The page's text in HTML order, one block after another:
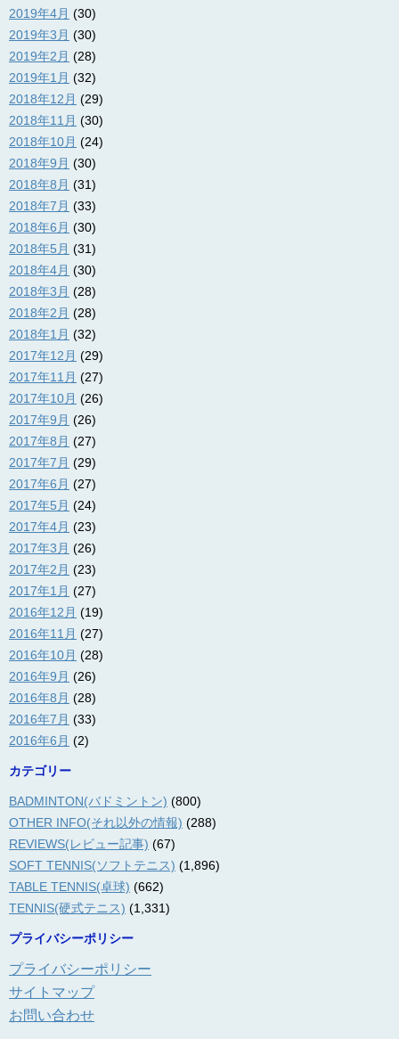
2019年4月 (30)
2019年3月 (30)
2019年2月 (28)
2019年1月 (32)
2018年12月 (29)
2018年11月 (30)
2018年10月 (24)
2018年9月 (30)
2018年8月 (31)
2018年7月 (33)
2018年6月 (30)
2018年5月 (31)
2018年4月 (30)
2018年3月 (28)
2018年2月 (28)
2018年1月 (32)
2017年12月 (29)
2017年11月 (27)
2017年10月 (26)
2017年9月 (26)
2017年8月 (27)
2017年7月 (29)
2017年6月 (27)
2017年5月 (24)
2017年4月 (23)
2017年3月 (26)
2017年2月 (23)
2017年1月 (27)
2016年12月 (19)
2016年11月 (27)
2016年10月 (28)
2016年9月 (26)
2016年8月 (28)
2016年7月 (33)
2016年6月 (2)
カテゴリー
BADMINTON(バドミントン) (800)
OTHER INFO(それ以外の情報) (288)
REVIEWS(レビュー記事) (67)
SOFT TENNIS(ソフトテニス) (1,896)
TABLE TENNIS(卓球) (662)
TENNIS(硬式テニス) (1,331)
プライバシーポリシー
プライバシーポリシー
サイトマップ
お問い合わせ